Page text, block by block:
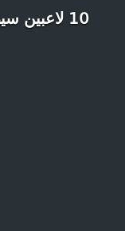
10 لاعبين سيظلون في مخيلة كل “رجاوي“